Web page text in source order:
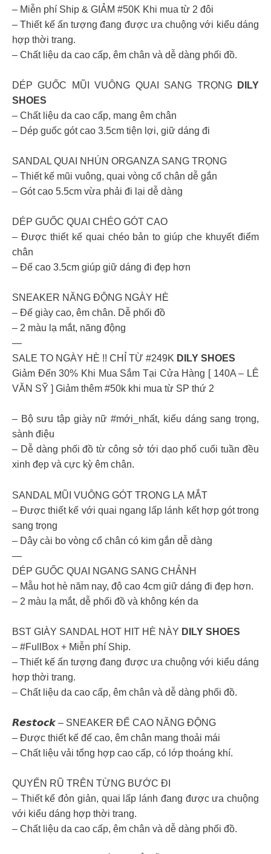
– Miễn phí Ship & GIẢM #50K Khi mua từ 2 đôi
– Thiết kế ấn tượng đang được ưa chuộng với kiểu dáng
hợp thời trang.
– Chất liệu da cao cấp, êm chân và dễ dàng phối đồ.
DÉP GUỐC MŨI VUÔNG QUAI SANG TRỌNG
DILY
SHOES
– Chất liệu da cao cấp, mang êm chân
– Dép guốc gót cao 3.5cm tiện lợi, giữ dáng đi
SANDAL QUAI NHÚN ORGANZA SANG TRỌNG
– Thiết kế mũi vuông, quai vòng cổ chân dễ gắn
– Gót cao 5.5cm vừa phải đi lại dễ dàng
DÉP GUỐC QUAI CHÉO GÓT CAO
– Được thiết kế quai chéo bản to giúp che khuyết điểm
chân
– Đế cao 3.5cm giúp giữ dáng đi đẹp hơn
SNEAKER NĂNG ĐỘNG NGÀY HÈ
– Đế giày cao, êm chân. Dễ phối đồ
– 2 màu lạ mắt, năng động
—
SALE TO NGÀY HÈ !! CHỈ TỪ #249K DILY SHOES
Giảm Đến 30% Khi Mua Sắm Tại Cửa Hàng [ 140A – LÊ
VĂN SỸ ] Giảm thêm #50k khi mua từ SP thứ 2
– Bộ sưu tập giày nữ #mới_nhất, kiểu dáng sang trọng,
sành điệu
– Dễ dàng phối đồ từ công sở tới dạo phố cuối tuần đều
xinh đẹp và cực kỳ êm chân.
SANDAL MŨI VUÔNG GÓT TRONG LẠ MẮT
– Được thiết kế với quai ngang lấp lánh kết hợp gót trong
sang trọng
– Dây cài bo vòng cổ chân có kim gắn dễ dàng
—
DÉP GUỐC QUAI NGANG SANG CHẢNH
– Mẫu hot hè năm nay, độ cao 4cm giữ dáng đi đẹp hơn.
– 2 màu lạ mắt, dễ phối đồ và không kén da
BST GIÀY SANDAL HOT HIT HÈ NÀY DILY SHOES
– #FullBox + Miễn phí Ship.
– Thiết kế ấn tượng đang được ưa chuộng với kiểu dáng
hợp thời trang.
– Chất liệu da cao cấp, êm chân và dễ dàng phối đồ.
𝙍𝙚𝙨𝙩𝙤𝙘𝙠 – SNEAKER ĐẾ CAO NĂNG ĐỘNG
– Được thiết kế đế cao, êm chân mang thoải mái
– Chất liệu vải tổng hợp cao cấp, có lớp thoáng khí.
QUYẾN RŨ TRÊN TỪNG BƯỚC ĐI
– Thiết kế đỏn giản, quai lấp lánh đang được ưa chuộng
với kiểu dáng hợp thời trang.
– Chất liệu da cao cấp, êm chân và dễ dàng phối đồ.